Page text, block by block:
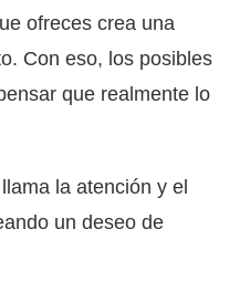
ofreces crea una
Con eso, los posibles
que realmente lo
la atención y el
un deseo de